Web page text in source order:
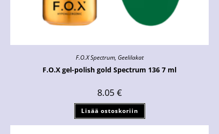
F.O.X Spectrum, Geelilakat
F.O.X gel-polish gold Spectrum 136 7 ml
8.05 €
Lisää ostoskoriin